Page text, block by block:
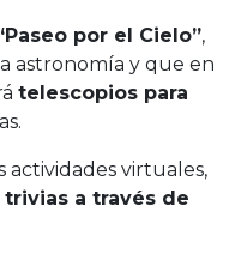
por el Cielo”,
astronomía y que en
telescopios para
actividades virtuales,
trivias a través de